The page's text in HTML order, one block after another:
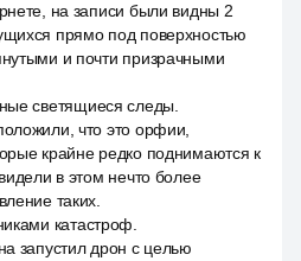
на записи были видны 2
прямо под поверхностью
и почти призрачными
светящиеся следы.
что это орфии,
крайне редко поднимаются к
в этом нечто более
таких.
катастроф.
запустил дрон с целью